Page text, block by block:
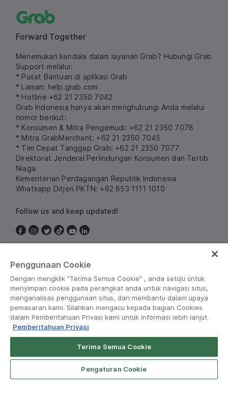
Forward Together
Menemukan kendala dalam layanan Grab? Hubungi Grab
Support melalui:
* Pusat Bantuan di aplikasi Grab
* Laman: help.grab.com
* Hotline +62 21 2350 7042
Grab Indonesia hanya akan menghubungi Anda melalui
nomor berikut:
* Konsumen & Mitra Pengemudi: +62 21 2350 7078
* Mitra GrabMerchant: +62 21 2350 7045
* Tim Cepat Tanggap Grab: +62 21 2350 7077
Direktorat Jenderal Perlindungan Konsumen dan Tertib
Niaga
Kementerian Perdagangan Republik Indonesia
Whatsapp Ditjen PKTN: +62 853 1111 1010
Follow us and keep updated!
© Grab 2010 - 2026
Grab for Android
Open App
Penggunaan Cookie
Dengan mengklik "Terima Semua Cookie" , anda setuju untuk
menyimpan cookie pada perangkat anda untuk navigasi situs,
menganalisas penggunaan situs, dan membantu dalam upaya
pemasaran kami. Silahkan mengacu kepada bagian Cookies
dalam Pemberitahuan Privasi kami untuk informasi lebih lanjut.
Pemberitahuan Privasi
Terima Semua Cookie
Pengaturan Cookie